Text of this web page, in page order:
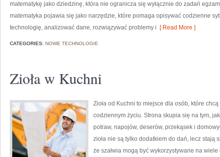
matematykę jako dziedzinę, która nie ogranicza się wyłącznie do zadań
matematyka pojawia się jako narzędzie, które pomaga opisywać codzienne
technologię, analizować dane, rozwiązywać problemy i [ Read More ]
CATEGORIES: NOWE TECHNOLOGIE
Zioła w Kuchni
Zioła od Kuchni to miejsce dla osób, które
codziennym życiu. Strona skupia się na tym,
potraw, napojów, deserów, przekąsek i
zioła nie są tylko dodatkiem do dań, lecz
że szałwia mogą być wykorzystywane na